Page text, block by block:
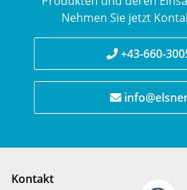
Nehmen Sie jetzt
+43-660-
Kontakt